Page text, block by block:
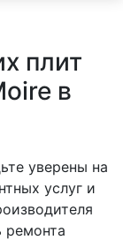
плит
в
уверены на
услуг и
ремонта